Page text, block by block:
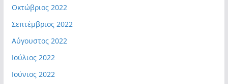
Οκτώβριος 2022
Σεπτέμβριος 2022
Αύγουστος 2022
Ιούλιος 2022
Ιούνιος 2022